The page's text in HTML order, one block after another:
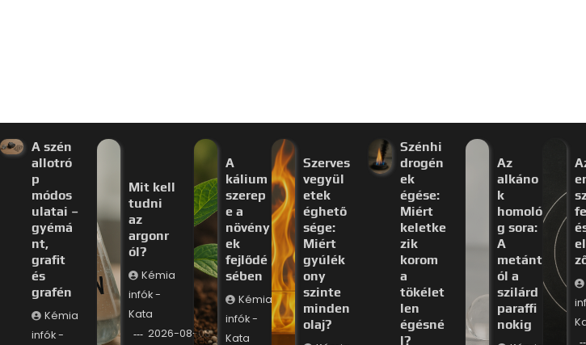
A szén
allotró
p
módos
ulatai –
gyémá
nt,
grafit
és
grafén
Kémia
infók -
Mit kell
tudni
az
argonr
ól?
Kémia
infók -
Kata
2026-08-08
A
kálium
szerep
e a
növény
ek
fejlődé
sében
Kémia
infók -
Kata
Szerves
vegyül
etek
éghető
sége:
Miért
gyúlék
ony
szinte
minden
olaj?
Szénhi
drogén
ek
égése:
Miért
keletke
zik
korom
a
tökélet
len
égésné
l?
Az
alkáno
k
homoló
g sora:
A
metánt
ól a
szilárd
paraffi
nokig